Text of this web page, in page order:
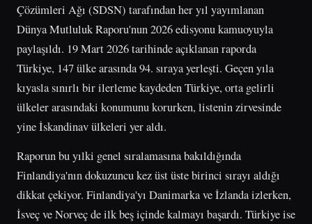
Çözümleri Ağı (SDSN) tarafından her yıl yayımlanan
Dünya Mutluluk Raporu'nun 2026 edisyonu kamuoyuyla
paylaşıldı. 19 Mart 2026 tarihinde açıklanan raporda
Türkiye, 147 ülke arasında 94. sıraya yerleşti. Geçen yıla
kıyasla sınırlı bir ilerleme kaydeden Türkiye, orta gelirli
ülkeler arasındaki konumunu korurken, listenin zirvesinde
yine İskandinav ülkeleri yer aldı.
Raporun bu yılki genel sıralamasına bakıldığında
Finlandiya'nın dokuzuncu kez üst üste birinci sırayı aldığı
dikkat çekiyor. Finlandiya'yı Danimarka ve İzlanda izlerken,
İsveç ve Norveç de ilk beş içinde kalmayı başardı. Türkiye ise